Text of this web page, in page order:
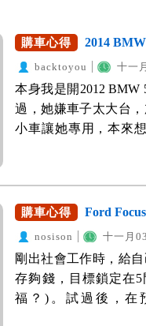
購車心得 2014
backtoyou 十一
本身我是開2012
過，她嫌車子太大台
小車讓她專用，本來
款，就當作送她的禮
推薦覺得不錯的同事
高，我可是有小做
WeWanted跟論壇找業
錯。 下面跟大家分享
購車心得 Ford
nosison 十一月
剛出社會工作時，給
存夠錢，目標鎖定在5
福？)。試過後，在
（HW），折價比較